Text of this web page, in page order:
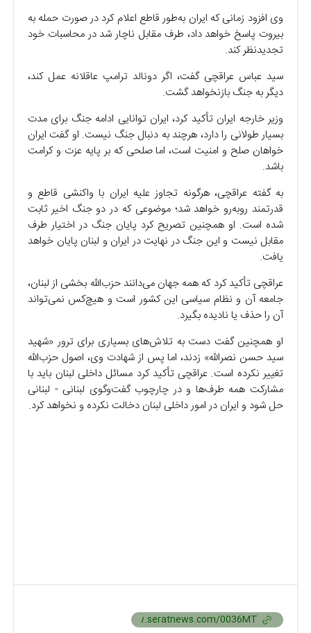
وی افزود زمانی که ایران به‌طور قاطع اعلام کرد در صورت حمله به
بیروت پاسخ خواهد داد، طرف مقابل ناچار شد در محاسبات خود
تجدیدنظر کند.
سید عباس عراقچی گفت، اگر دونالد ترامپ عاقلانه عمل کند،
دیگر به جنگ بازنخواهد گشت.
وزیر خارجه ایران تأکید کرد، ایران توانایی ادامه جنگ برای مدت
بسیار طولانی را دارد، هرچند به دنبال جنگ نیست. او گفت ایران
خواهان صلح و امنیت است، اما صلحی که بر پایه عزت و کرامت
باشد.
به گفته عراقچی، هرگونه تجاوز علیه ایران با واکنشی قاطع و
قدرتمند روبه‌رو خواهد شد؛ موضوعی که در دو جنگ اخیر ثابت
شده است. او همچنین تصریح کرد پایان جنگ در اختیار طرف
مقابل نیست و این جنگ در نهایت در ایران و لبنان پایان خواهد
یافت.
عراقچی تأکید کرد که همه جهان می‌دانند حزب‌الله بخشی از لبنان،
جامعه آن و نظام سیاسی این کشور است و هیچ‌کس نمی‌تواند
آن را حذف یا نادیده بگیرد.
او همچنین گفت دست به تلاش‌های بسیاری برای ترور «شهید
سید حسن نصرالله» زدند، اما پس از شهادت وی، اصول حزب‌الله
تغییر نکرده است. عراقچی تأکید کرد مسائل داخلی لبنان باید با
مشارکت همه طرف‌ها و در چارچوب گفت‌وگوی لبنانی - لبنانی
حل شود و ایران در امور داخلی لبنان دخالت نکرده و نخواهد کرد.